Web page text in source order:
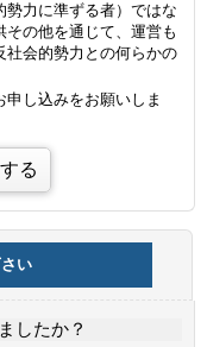
力に準ずる者）ではな
その他を通じて、運営も
社会的勢力との何らかの
し込みをお願いしま
る
い
したか？